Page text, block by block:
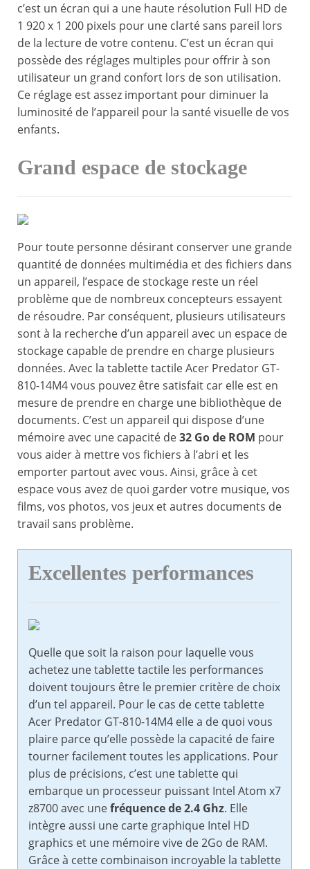
c’est un écran qui a une haute résolution Full HD de
1 920 x 1 200 pixels pour une clarté sans pareil lors
de la lecture de votre contenu. C’est un écran qui
possède des réglages multiples pour offrir à son
utilisateur un grand confort lors de son utilisation.
Ce réglage est assez important pour diminuer la
luminosité de l’appareil pour la santé visuelle de vos
enfants.
Grand espace de stockage
Pour toute personne désirant conserver une grande
quantité de données multimédia et des fichiers dans
un appareil, l’espace de stockage reste un réel
problème que de nombreux concepteurs essayent
de résoudre. Par conséquent, plusieurs utilisateurs
sont à la recherche d’un appareil avec un espace de
stockage capable de prendre en charge plusieurs
données. Avec la tablette tactile Acer Predator GT-
810-14M4 vous pouvez être satisfait car elle est en
mesure de prendre en charge une bibliothèque de
documents. C’est un appareil qui dispose d’une
mémoire avec une capacité de32 Go de ROM pour
vous aider à mettre vos fichiers à l’abri et les
emporter partout avec vous. Ainsi, grâce à cet
espace vous avez de quoi garder votre musique, vos
films, vos photos, vos jeux et autres documents de
travail sans problème.
Excellentes performances
Quelle que soit la raison pour laquelle vous
achetez une tablette tactile les performances
doivent toujours être le premier critère de choix
d’un tel appareil. Pour le cas de cette tablette
Acer Predator GT-810-14M4 elle a de quoi vous
plaire parce qu’elle possède la capacité de faire
tourner facilement toutes les applications. Pour
plus de précisions, c’est une tablette qui
embarque un processeur puissant Intel Atom x7
z8700 avec unefréquence de 2.4 Ghz. Elle
intègre aussi une carte graphique Intel HD
graphics et une mémoire vive de 2Go de RAM.
Grâce à cette combinaison incroyable la tablette